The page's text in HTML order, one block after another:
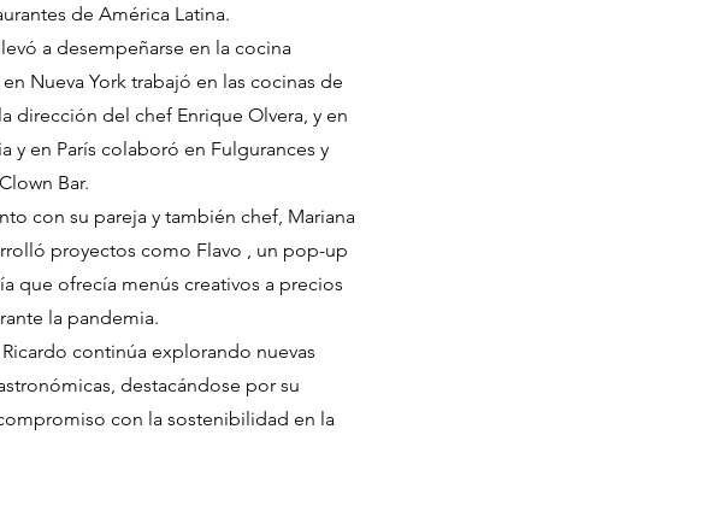
de América Latina.
a desempeñarse en la cocina
Nueva York trabajó en las cocinas de
dirección del chef Enrique Olvera, y en
y en París colaboró en Fulgurances y
Bar.
con su pareja y también chef, Mariana
proyectos como Flavo , un pop-up
que ofrecía menús creativos a precios
la pandemia.
continúa explorando nuevas
destacándose por su
con la sostenibilidad en la